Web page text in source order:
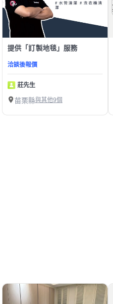
提供「訂製地毯」服務
洽談後報價
莊先生
苗栗縣與其他9個